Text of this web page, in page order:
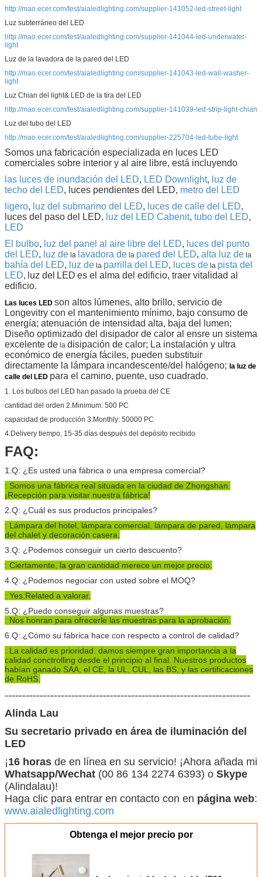
http://mao.ecer.com/test/aialedlighting.com/supplier-141052-led-street-light
Luz subterráneo del LED
http://mao.ecer.com/test/aialedlighting.com/supplier-141044-led-underwater-
light
Luz de la lavadora de la pared del LED
http://mao.ecer.com/test/aialedlighting.com/supplier-141043-led-wall-washer-
light
Luz Chian del light& LED de la tira del LED
http://mao.ecer.com/test/aialedlighting.com/supplier-141039-led-strip-light-chian
Luz del tubo del LED
http://mao.ecer.com/test/aialedlighting.com/supplier-225704-led-tube-light
Somos una fabricación especializada en luces LED
comerciales sobre interior y al aire libre, está incluyendo
las luces de inundación del LED, LED Downlight, luz de
techo del LED, luces pendientes del LED, metro del LED
ligero, luz del submarino del LED, luces de calle del LED,
luces del paso del LED, luz del LED Cabenit, tubo del LED,
LED
El bulbo, luz del panel al aire libre del LED, luces del punto
del LED, luz de la lavadora de la pared del LED, alta luz de la
bahía del LED, luz de la parrilla del LED, luces de la pista del
LED, luz del LED es el alma del edificio, traer vitalidad al
edificio.
Las luces LED son altos lúmenes, alto brillo, servicio de
Longevitry con el mantenimiento mínimo, bajo consumo de
energía; atenuación de intensidad alta, baja del lumen;
Diseño optimizado del disipador de calor al ensre un sistema
excelente de la disipación de calor; La instalación y ultra
económico de energía fáciles, pueden substituir
directamente la lámpara incandescente/del halógeno; la luz de
calle del LED para el camino, puente, uso cuadrado.
1. Los bulbos del LED han pasado la prueba del CE
cantidad del orden 2.Minimum: 500 PC
capacidad de producción 3.Monthly: 50000 PC
4.Delivery tiempo, 15-35 días después del depósito recibido
FAQ:
1.Q: ¿Es usted una fábrica o una empresa comercial?
: Somos una fábrica real situada en la ciudad de Zhongshan.
¡Recepción para visitar nuestra fábrica!
2.Q: ¿Cuál es sus productos principales?
: Lámpara del hotel, lámpara comercial, lámpara de pared, lámpara
del chalet y decoración casera.
3.Q: ¿Podemos conseguir un cierto descuento?
: Ciertamente, la gran cantidad merece un mejor precio.
4.Q: ¿Podemos negociar con usted sobre el MOQ?
: Yes.Related a valorar.
5.Q: ¿Puedo conseguir algunas muestras?
: Nos honran para ofrecerle las muestras para la aprobación.
6.Q: ¿Cómo su fábrica hace con respecto a control de calidad?
: La calidad es prioridad. damos siempre gran importancia a la
calidad conctrolling desde el principio al final. Nuestros productos
habían ganado SAA, el CE, la UL, CUL, las BS, y las certificaciones
de RoHS.
----------------------------------------------------------------------
Alinda Lau
Su secretario privado en área de iluminación del
LED
¡16 horas de en línea en su servicio! ¡Ahora añada mi
Whatsapp/Wechat (00 86 134 2274 6393) o Skype
(Alindalau)!
Haga clic para entrar en contacto con en página web:
www.aialedlighting.com
Obtenga el mejor precio por